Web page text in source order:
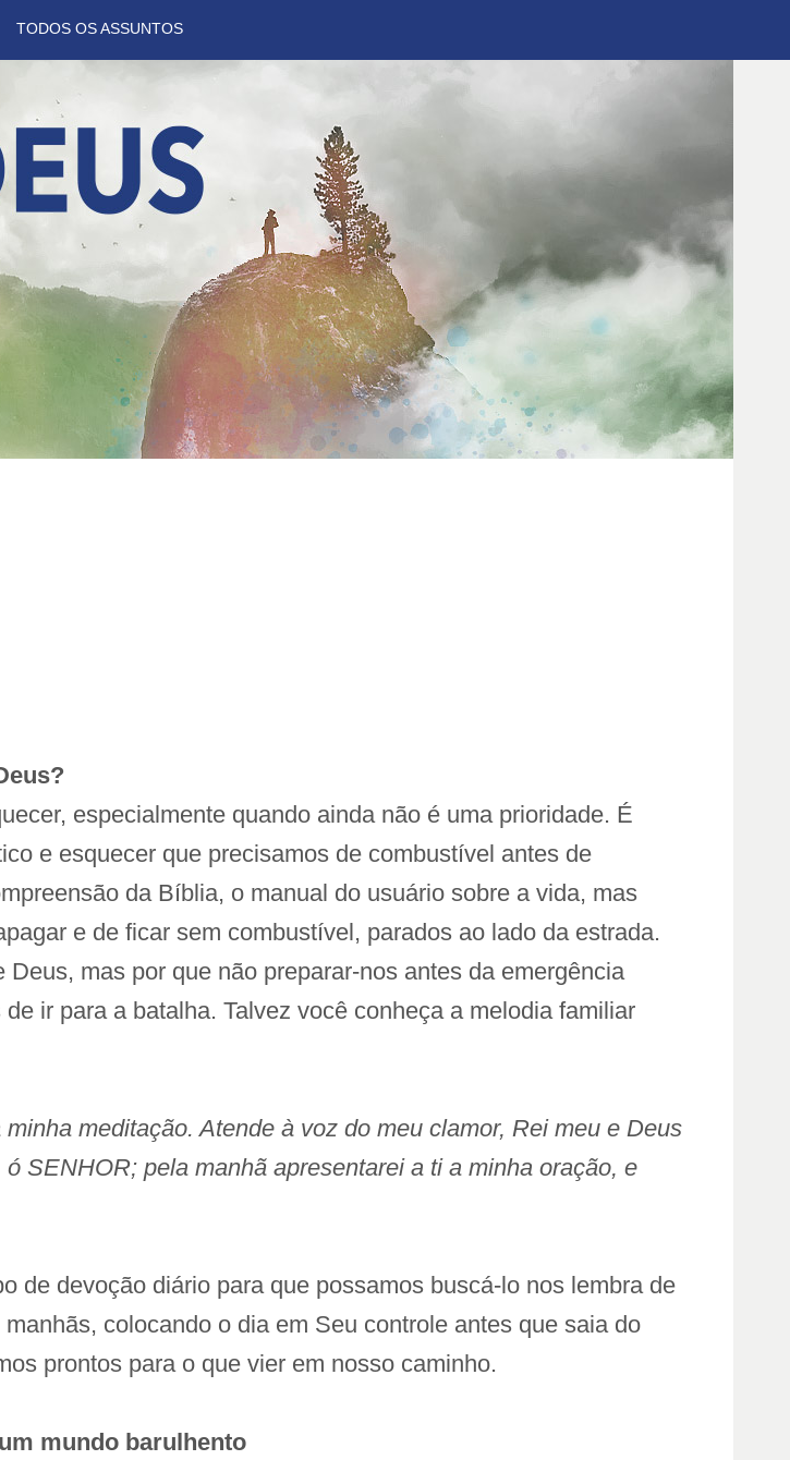
especialmente quando ainda não é uma prioridade. É
e esquecer que precisamos de combustível antes de
da Bíblia, o manual do usuário sobre a vida, mas
e de ficar sem combustível, parados ao lado da estrada.
mas por que não preparar-nos antes da emergência
ir para a batalha. Talvez você conheça a melodia familiar
meditação. Atende à voz do meu clamor, Rei meu e Deus
SENHOR; pela manhã apresentarei a ti a minha oração, e
de devoção diário para que possamos buscá-lo nos lembra de
colocando o dia em Seu controle antes que saia do
prontos para o que vier em nosso caminho.
mundo barulhento
TODOS OS ASSUNTOS